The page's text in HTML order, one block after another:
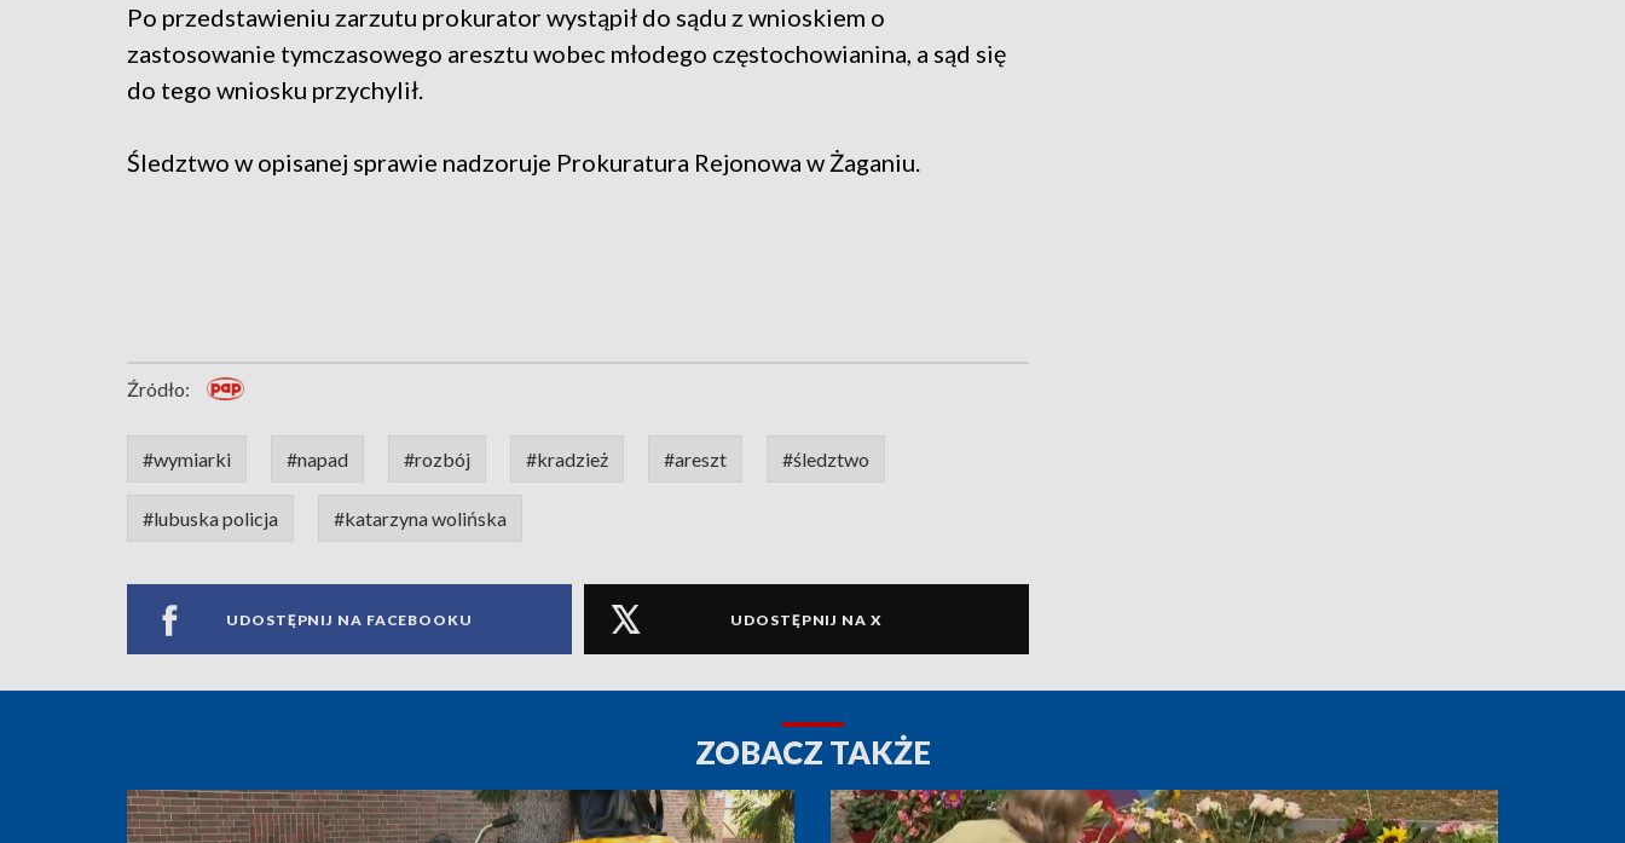
Po przedstawieniu zarzutu prokurator wystąpił do sądu z wnioskiem o
zastosowanie tymczasowego aresztu wobec młodego częstochowianina, a sąd się
do tego wniosku przychylił.
Śledztwo w opisanej sprawie nadzoruje Prokuratura Rejonowa w Żaganiu.
Źródło:
#wymiarki #napad #rozbój #kradzież #areszt #śledztwo
#lubuska policja #katarzyna wolińska
UDOSTĘPNIJ NA FACEBOOKU UDOSTĘPNIJ NA X
ZOBACZ TAKŻE